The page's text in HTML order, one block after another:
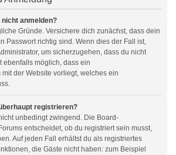
anmelden?
Gründe. Versichere dich zunächst, dass dein
Passwort richtig sind. Wenn dies der Fall ist,
um sicherzugehen, dass du nicht
ebenfalls möglich, dass ein
der Website vorliegt, welches ein
registrieren?
unbedingt zwingend. Die Board-
entscheidet, ob du registriert sein musst,
Auf jeden Fall erhältst du als registriertes
die Gäste nicht haben: zum Beispiel